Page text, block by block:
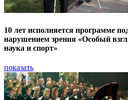
10 лет исполняется программе
нарушением зрения «Особый
наука и спорт»
показать